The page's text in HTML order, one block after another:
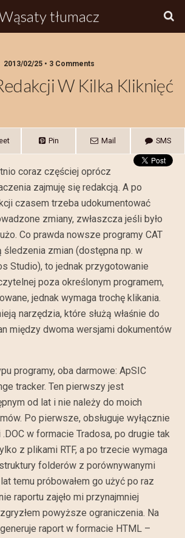
tłumacz
2013/02/25 • 3 Comments
W Kilka Kliknięć
Pin Mail SMS
coraz częściej oprócz
zajmuję się redakcją. A po
czasem trzeba udokumentować
zmiany, zwłaszcza jeśli było
Co prawda nowsze programy CAT
śledzenia zmian (dostępna np. w
Studio), to jednak przygotowanie
poza określonym programem,
jednak wymaga trochę klikania.
narzędzia, które służą właśnie do
między dwoma wersjami dokumentów
programy, oba darmowe: ApSIC
tracker. Ten pierwszy jest
od lat i nie należy do moich
Po pierwsze, obsługuje wyłącznie
w formacie Tradosa, po drugie tak
z plikami RTF, a po trzecie wymaga
folderów z porównywanymi
temu próbowałem go użyć po raz
raportu zajęło mi przynajmniej
powyższe ograniczenia. Na
raport w formacie HTML –